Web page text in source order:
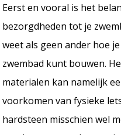
Eerst en vooral is het
bezorgdheden tot je
weet als geen ander hoe
zwembad kunt bouwen.
materialen kan namelijk
voorkomen van fysieke
hardsteen misschien wel